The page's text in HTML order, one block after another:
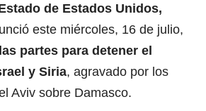
de Estados Unidos,
este miércoles, 16 de julio,
partes para detener el
y Siria, agravado por los
Aviv sobre Damasco.